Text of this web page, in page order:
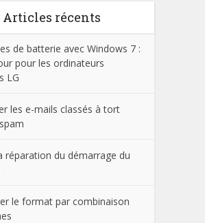
Articles récents
de batterie avec Windows 7 :
pour les ordinateurs
LG
les e-mails classés à tort
réparation du démarrage du
le format par combinaison